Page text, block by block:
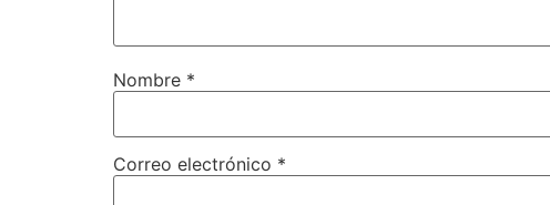
Nombre *
Correo electrónico *